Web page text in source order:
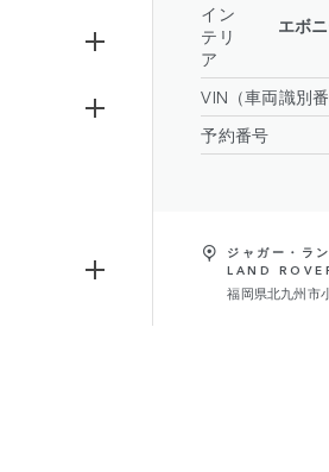
イン
テリ
ア
エボ
VIN（車両識別番
予約番号
ジャガー・ラ
LAND
福岡県北九州市